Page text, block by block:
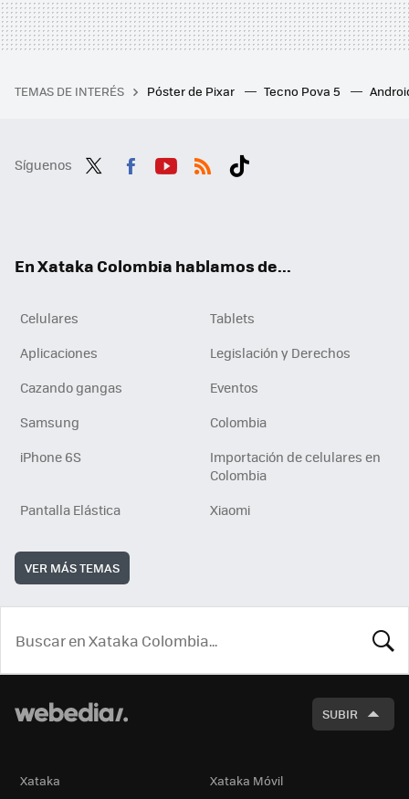
TEMAS DE INTERÉS Póster de Pixar Tecno Pova 5
Síguenos
En Xataka Colombia hablamos de...
Celulares
Tablets
Aplicaciones
Legislación y Derechos
Cazando gangas
Eventos
Samsung
Colombia
iPhone 6S
Importación de celulares en
Colombia
Pantalla Elástica
Xiaomi
VER MÁS TEMAS
SUBIR
Xataka Xataka Móvil